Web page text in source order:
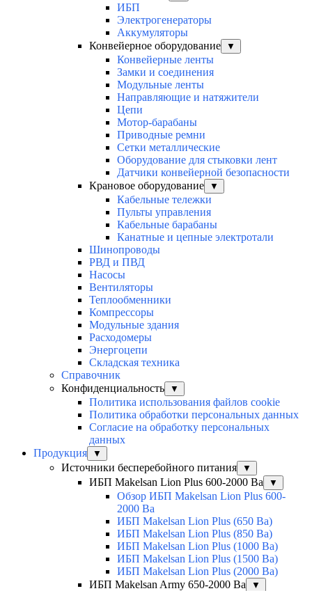
ИБП
Электрогенераторы
Аккумуляторы
Конвейерное оборудование
▼
Конвейерные ленты
Замки и соединения
Модульные ленты
Направляющие и натяжители
Цепи
Мотор-барабаны
Приводные ремни
Сетки металлические
Оборудование для стыковки лент
Датчики конвейерной безопасности
Крановое оборудование
▼
Кабельные тележки
Пульты управления
Кабельные барабаны
Канатные и цепные электротали
Шинопроводы
РВД и ПВД
Насосы
Вентиляторы
Теплообменники
Компрессоры
Модульные здания
Расходомеры
Энергоцепи
Складская техника
Справочник
Конфиденциальность
▼
Политика использования файлов cookie
Политика обработки персональных данных
Согласие на обработку персональных
данных
Продукция
▼
Источники бесперебойного питания ▼
ИБП Makelsan Lion Plus 600-2000 Ва ▼
Обзор ИБП Makelsan Lion Plus 600-
2000 Вa
ИБП Makelsan Lion Plus (650 Ва)
ИБП Makelsan Lion Plus (850 Ва)
ИБП Makelsan Lion Plus (1000 Ва)
ИБП Makelsan Lion Plus (1500 Ва)
ИБП Makelsan Lion Plus (2000 Ва)
ИБП Makelsan Army 650-2000 Ва
▼